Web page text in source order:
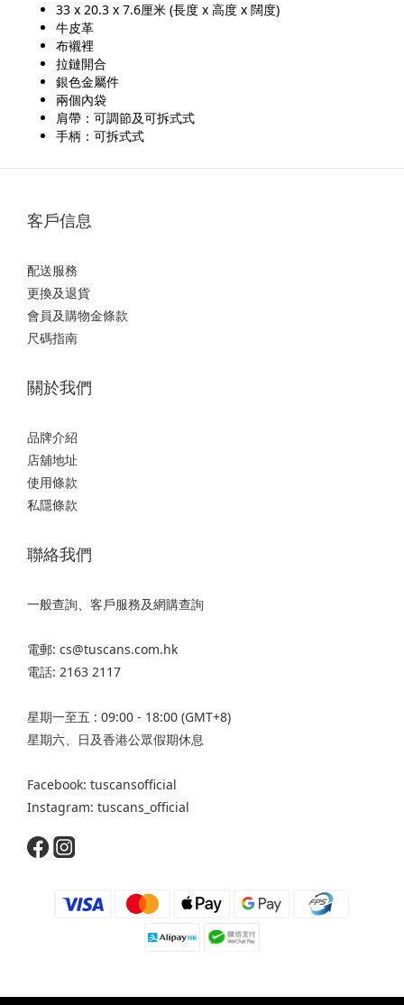
33 x 20.3 x 7.6厘米 (長度 x 高度 x 闊度)
牛皮革
布襯裡
拉鏈開合
銀色金屬件
兩個內袋
肩帶：可調節及可拆式式
手柄：可拆式式
客戶信息
配送服務
更換及退貨
會員及購物金條款
尺碼指南
關於我們
品牌介紹
店舖地址
使用條款
私隱條款
聯絡我們
一般查詢、客戶服務及網購查詢
電郵: cs@tuscans.com.hk
電話: 2163 2117
星期一至五 : 09:00 - 18:00 (GMT+8)
星期六、日及香港公眾假期休息
Facebook: tuscansofficial
Instagram: tuscans_official